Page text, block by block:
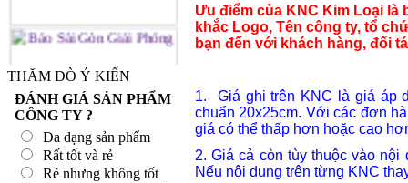
THĂM DÒ Ý KIẾN
ĐÁNH GIÁ SẢN PHẨM
CÔNG TY ?
Đa dạng sản phẩm
Rất tốt và rẻ
Rẻ nhưng không tốt
Ưu điểm của KNC Kim Loại là
khắc Logo, Tên công ty, tổ
bạn đến với khách hàng, đối
1. Giá ghi trên KNC là giá áp
chuẩn 20x25cm. Với các đơn
giá có thể thấp hơn hoặc cao
2. Giá cả còn tùy thuộc vào
Nếu nội dung trên từng KNC